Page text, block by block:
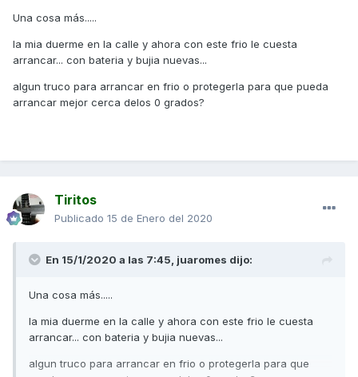
Una cosa más.....
la mia duerme en la calle y ahora con este frio le cuesta
arrancar... con bateria y bujia nuevas...
algun truco para arrancar en frio o protegerla para que pueda
arrancar mejor cerca delos 0 grados?
Tiritos
Publicado 15 de Enero del 2020
En 15/1/2020 a las 7:45, juaromes dijo:
Una cosa más.....
la mia duerme en la calle y ahora con este frio le cuesta
arrancar... con bateria y bujia nuevas...
algun truco para arrancar en frio o protegerla para que